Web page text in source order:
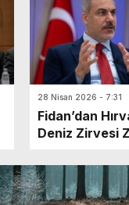
28 Nisan 2026 - 7:31
Fidan’dan
Deniz Zirvesi